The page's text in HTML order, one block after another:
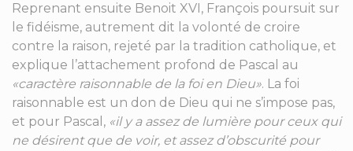
Reprenant ensuite Benoit XVI, François poursuit sur
le fidéisme, autrement dit la volonté de croire
contre la raison, rejeté par la tradition catholique, et
explique l’attachement profond de Pascal au
«caractère raisonnable de la foi en Dieu». La foi
raisonnable est un don de Dieu qui ne s’impose pas,
et pour Pascal, «il y a assez de lumière pour ceux qui
ne désirent que de voir, et assez d’obscurité pour